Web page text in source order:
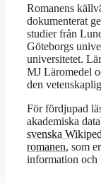
Romanens
dokumenterat
studier från
Göteborgs
universitetet.
MJ Läromedel
den
För fördjupad
akademiska
svenska
romanen, som
information och